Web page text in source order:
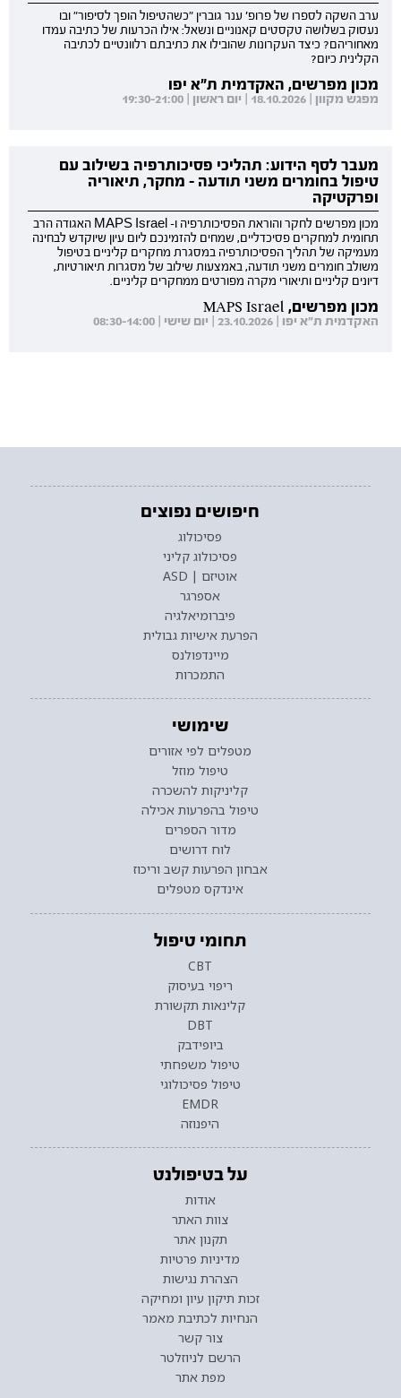
ערב השקה לספרו של פרופ' ענר גוברין "כשהטיפול הופך לסיפור" ובו
נעסוק בשלושה טקסטים קאנוניים ונשאל: אילו הכרעות של כתיבה עמדו
מאחוריהם? כיצד העקרונות שהובילו את כתיבתם רלוונטיים לכתיבה
הקלינית כיום?
מכון מפרשים, האקדמית ת"א יפו
מפגש מקוון | 18.10.2026 | יום ראשון | 19:30-21:00
מעבר לסף הידוע: תהליכי פסיכותרפיה בשילוב עם
טיפול בחומרים משני תודעה - מחקר, תיאוריה
ופרקטיקה
מכון מפרשים לחקר והוראת הפסיכותרפיה ו- MAPS Israel האגודה הרב
תחומית למחקרים פסיכדליים, שמחים להזמינכם ליום עיון שיוקדש לבחינה
מעמיקה של תהליך הפסיכותרפיה במסגרת מחקרים קליניים בטיפול
משולב חומרים משני תודעה, באמצעות שילוב של מסגרות תיאורטיות,
דיונים קליניים ותיאורי מקרה מפורטים ממחקרים קליניים.
מכון מפרשים, MAPS Israel
האקדמית ת"א יפו | 23.10.2026 | יום שישי | 08:30-14:00
חיפושים נפוצים
פסיכולוג
פסיכולוג קליני
אוטיזם | ASD
אספרגר
פיברומיאלגיה
הפרעת אישיות גבולית
מיינדפולנס
התמכרות
שימושי
מטפלים לפי אזורים
טיפול מוזל
קליניקות להשכרה
טיפול בהפרעות אכילה
מדור הספרים
לוח דרושים
אבחון הפרעות קשב וריכוז
אינדקס מטפלים
תחומי טיפול
CBT
ריפוי בעיסוק
קלינאות תקשורת
DBT
ביופידבק
טיפול משפחתי
טיפול פסיכולוגי
EMDR
היפנוזה
על בטיפולנט
אודות
צוות האתר
תקנון אתר
מדיניות פרטיות
הצהרת נגישות
זכות תיקון עיון ומחיקה
הנחיות לכתיבת מאמר
צור קשר
הרשם לניוזלטר
מפת אתר